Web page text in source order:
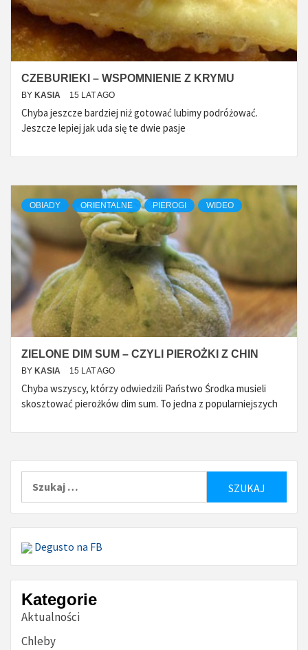
CZEBURIEKI – WSPOMNIENIE Z KRYMU
BY KASIA 15 LAT AGO
Chyba jeszcze bardziej niż gotować lubimy podróżować.
Jeszcze lepiej jak uda się te dwie pasje
OBIADY ORIENTALNE PIEROGI WIDEO
ZIELONE DIM SUM – CZYLI PIEROŻKI Z CHIN
BY KASIA 15 LAT AGO
Chyba wszyscy, którzy odwiedzili Państwo Środka musieli
skosztować pierożków dim sum. To jedna z popularniejszych
Degusto na FB
Kategorie
Aktualności
Chleby